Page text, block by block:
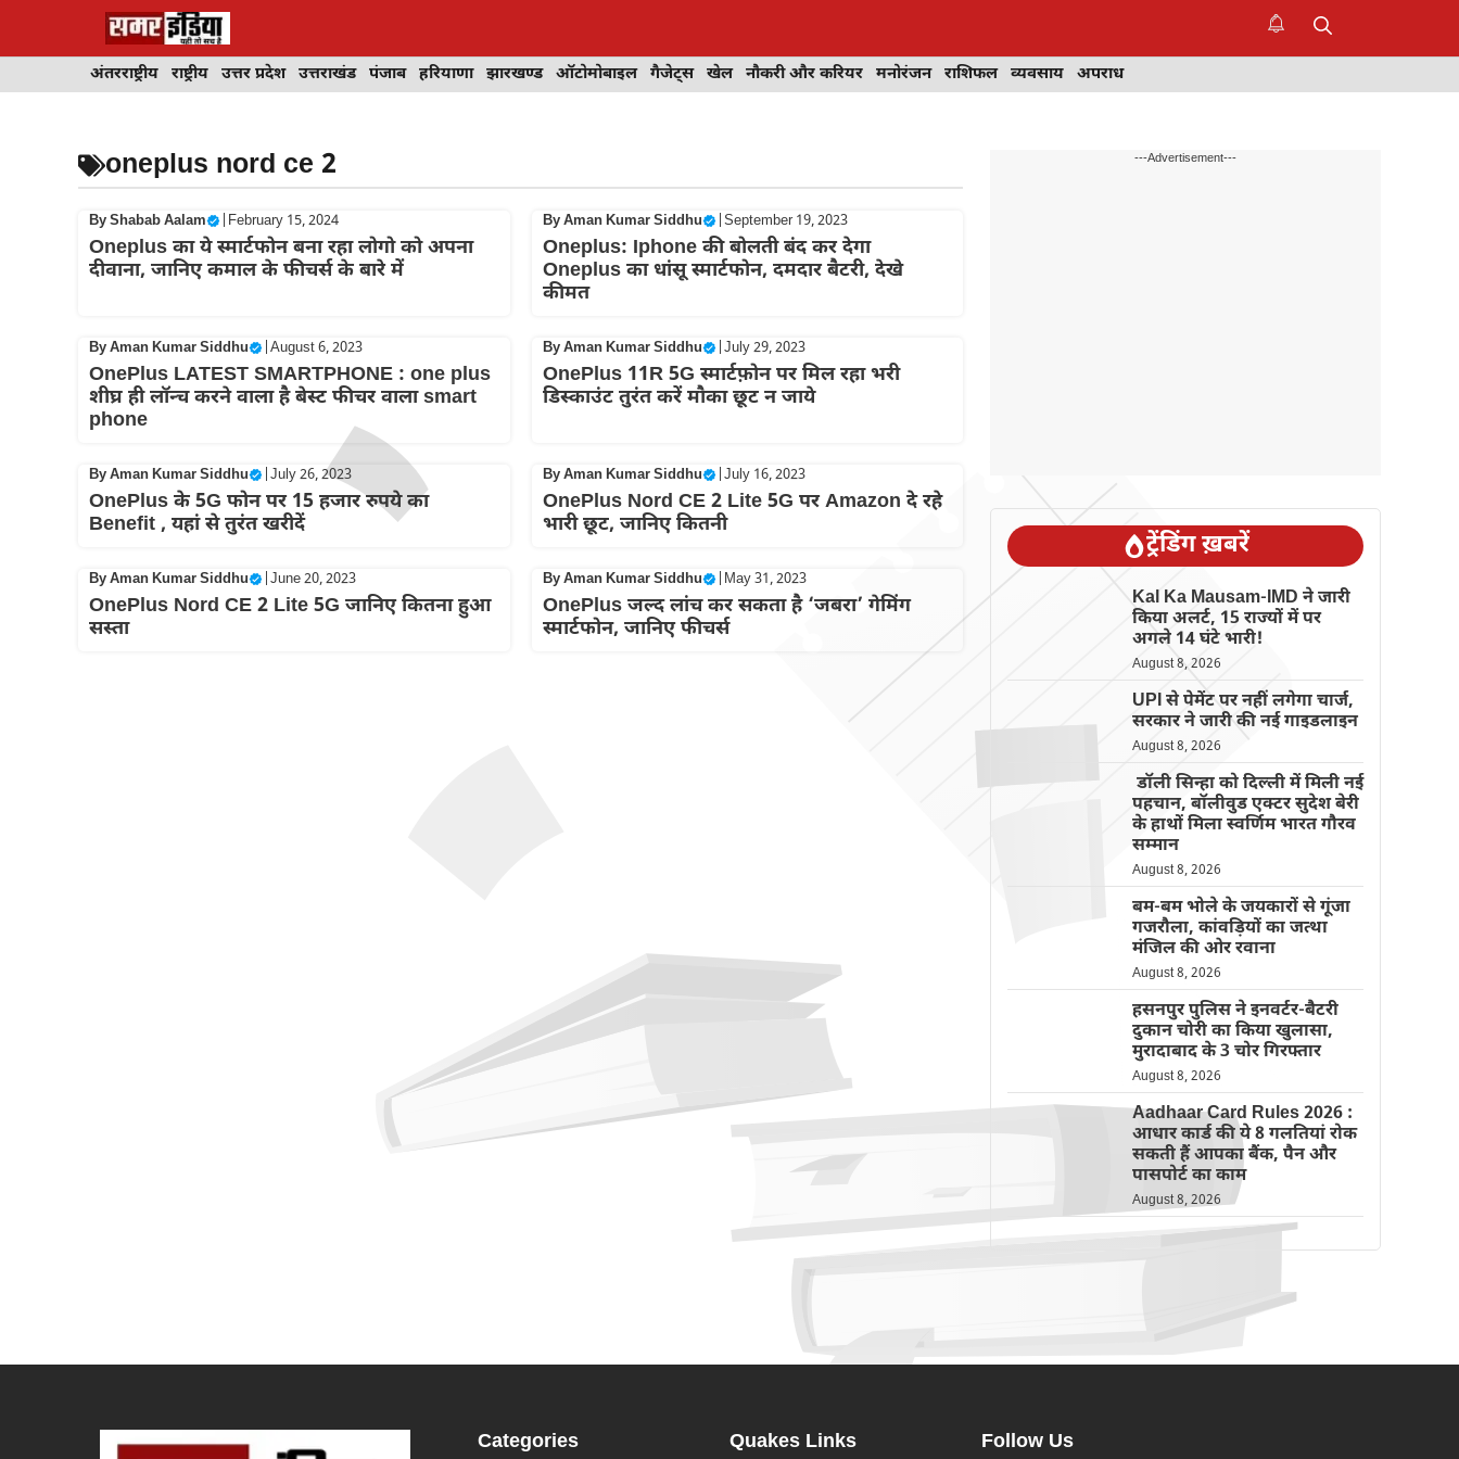
अंतरराष्ट्रीय राष्ट्रीय उत्तर प्रदेश उत्तराखंड पंजाब हरियाणा झारखण्ड ऑटोमोबाइल गैजेट्स खेल नौकरी और करियर मनोरंजन राशिफल व्यवसाय अपराध
oneplus nord ce 2
ByShabab Aalam February 15, 2024
Oneplus का ये स्मार्टफोन बना रहा लोगो को अपना
दीवाना, जानिए कमाल के फीचर्स के बारे में
ByAman Kumar Siddhu | September 19, 2023
Oneplus: Iphone की बोलती बंद कर देगा
Oneplus का धांसू स्मार्टफोन, दमदार बैटरी, देखे
कीमत
ByAman Kumar Siddhu August 6, 2023
OnePlus LATEST SMARTPHONE : one plus
शीघ्र ही लॉन्च करने वाला है बेस्ट फीचर वाला smart
phone
ByAman Kumar Siddhu | July 29, 2023
OnePlus 11R 5G स्मार्टफ़ोन पर मिल रहा भरी
डिस्काउंट तुरंत करें मौका छूट न जाये
ByAman Kumar Siddhu July 26, 2023
OnePlus के 5G फोन पर 15 हजार रुपये का
Benefit , यहां से तुरंत खरीदें
ByAman Kumar Siddhu | July 16, 2023
OnePlus Nord CE 2 Lite 5G पर Amazon दे रहे
भारी छूट, जानिए कितनी
ByAman Kumar Siddhu June 20, 2023
OnePlus Nord CE 2 Lite 5G जानिए कितना हुआ
सस्ता
ByAman Kumar Siddhu | May 31, 2023
OnePlus जल्द लांच कर सकता है ‘जबरा’ गेमिंग
स्मार्टफोन, जानिए फीचर्स
---Advertisement---
ट्रेंडिंग ख़बरें
Kal Ka Mausam-IMD ने जारी
किया अलर्ट, 15 राज्यों में पर
अगले 14 घंटे भारी!
August 8, 2026
UPI से पेमेंट पर नहीं लगेगा चार्ज,
सरकार ने जारी की नई गाइडलाइन
August 8, 2026
डॉली सिन्हा को दिल्ली में मिली नई
पहचान, बॉलीवुड एक्टर सुदेश बेरी
के हाथों मिला स्वर्णिम भारत गौरव
सम्मान
August 8, 2026
बम-बम भोले के जयकारों से गूंजा
गजरौला, कांवड़ियों का जत्था
मंजिल की ओर रवाना
August 8, 2026
हसनपुर पुलिस ने इनवर्टर-बैटरी
दुकान चोरी का किया खुलासा,
मुरादाबाद के 3 चोर गिरफ्तार
August 8, 2026
Aadhaar Card Rules 2026 :
आधार कार्ड की ये 8 गलतियां रोक
सकती हैं आपका बैंक, पैन और
पासपोर्ट का काम
August 8, 2026
Categories Quakes Links Follow Us